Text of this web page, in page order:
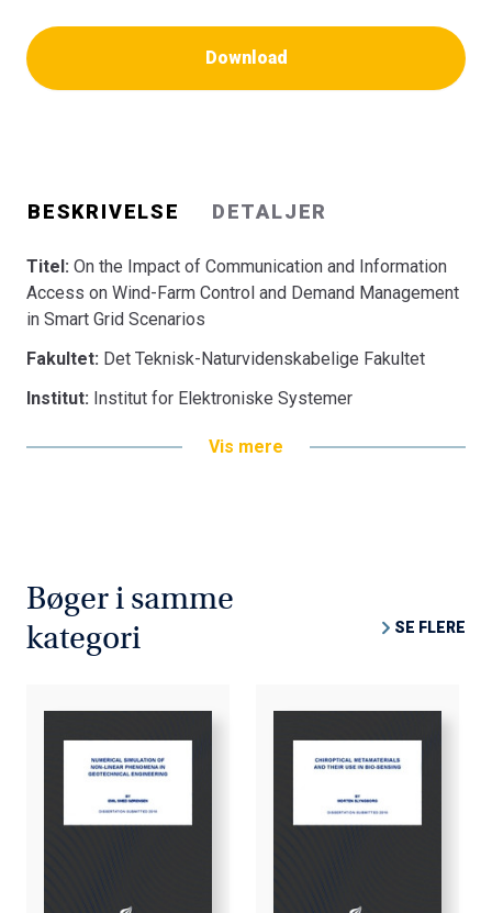
Download
BESKRIVELSE DETALJER
Titel: On the Impact of Communication and Information
Access on Wind-Farm Control and Demand Management
in Smart Grid Scenarios
Fakultet: Det Teknisk-Naturvidenskabelige Fakultet
Institut: Institut for Elektroniske Systemer
Vis mere
Bøger i samme
kategori
SE FLERE